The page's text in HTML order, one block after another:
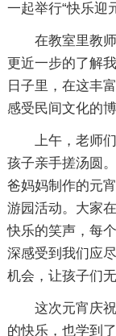
一起举行“快乐迎
在教室里教
更近一步的了解
日子里，在这丰
感受民间文化的博
上午，老师
孩子亲手搓汤圆
爸妈妈制作的元
游园活动。大家
快乐的笑声，每
深感受到我们应
机会，让孩子们
这次元宵庆
的快乐，也学到